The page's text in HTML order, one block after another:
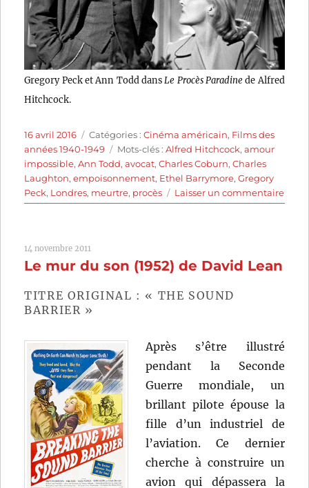
Gregory Peck et Ann Todd dans Le Procès Paradinede Alfred
Hitchcock.
Publié
le
16 avril 2016 Catégories
Catégories :Cinéma américain, Films des
années 1940-1949
Étiquettes
Mots-clés :Alfred Hitchcock,amour
impossible,Ann Todd,avocat,Charles Coburn,Charles
Laughton,empoisonnement, Ethel Barrymore,Gregory
Peck, Londres, meurtre, procès Laisser un commentairesur
Le
14 novembre 2011
Le mur du son (1952) de David Lean
TITRE ORIGINAL : « THE SOUND
BARRIER »
Après s’être illustré
pendant la Seconde
Guerre mondiale, un
brillant pilote épouse la
fille d’un industriel de
l’aviation. Ce dernier
cherche à construire un
avion qui dépassera la